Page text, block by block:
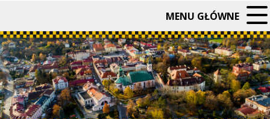
MENU GŁÓWNE